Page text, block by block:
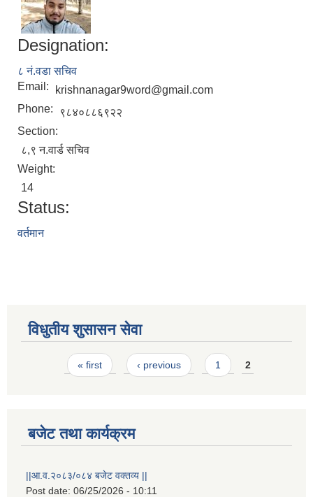
Designation:
८ नं.वडा सचिव
Email:
krishnanagar9word@gmail.com
Phone:
९८४०८८६९२२
Section:
८,९ न.वार्ड सचिव
Weight:
14
Status:
वर्तमान
विधुतीय शुसासन सेवा
Pages« first ‹ previous 1 2
बजेट तथा कार्यक्रम
||आ.व.२०८३/०८४ बजेट वक्तव्य ||
Post date: 06/25/2026 - 10:11